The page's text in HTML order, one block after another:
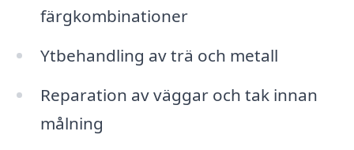
färgkombinationer
Ytbehandling av trä och metall
Reparation av väggar och tak innan
målning